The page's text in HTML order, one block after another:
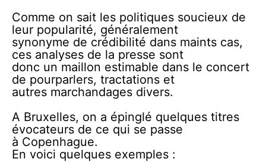
Comme on sait les politiques soucieux de
leur popularité, généralement
synonyme de crédibilité dans maints cas,
ces analyses de la presse sont
donc un maillon estimable dans le concert
de pourparlers, tractations et
autres marchandages divers.
A Bruxelles, on a épinglé quelques titres
évocateurs de ce qui se passe
à Copenhague.
En voici quelques exemples :